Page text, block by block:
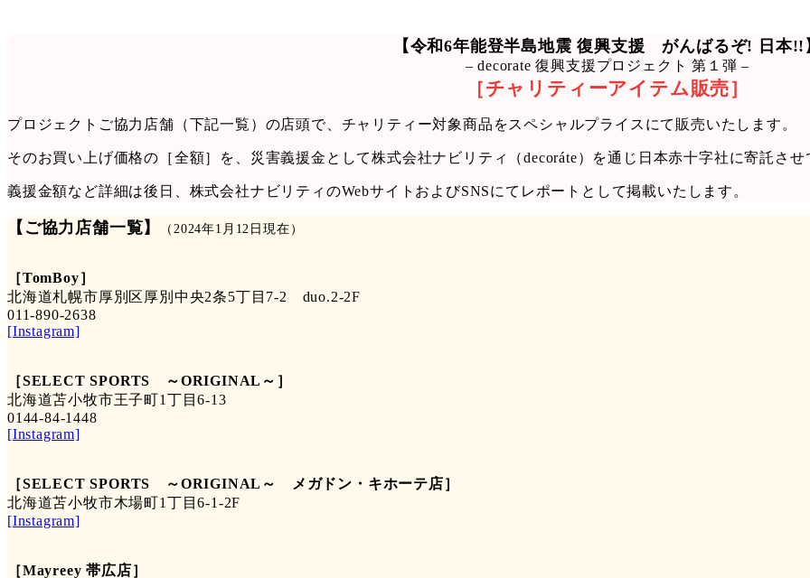
【令和6年能登半島地震 復興支援 がんばるぞ! 日本!!
– decorate 復興支援プロジェクト 第１弾 –
［チャリティーアイテム販売］
プロジェクトご協力店舗（下記一覧）の店頭で、チャリティー対象商品をスペシャルプライスにて販売いたします。
そのお買い上げ価格の［全額］を、災害義援金として株式会社ナビリティ（decoráte）を通じ日本赤十字社に寄託させ
義援金額など詳細は後日、株式会社ナビリティのWebサイトおよびSNSにてレポートとして掲載いたします。
【 ご協力店舗一覧】 （2024年1月12日現在）
［TomBoy］
北海道札幌市厚別区厚別中央2条5丁目7-2 duo.2-2F
011-890-2638
[Instagram]
［SELECT SPORTS ～ORIGINAL～］
北海道苫小牧市王子町1丁目6-13
0144-84-1448
[Instagram]
［SELECT SPORTS ～ORIGINAL～ メガドン・キホーテ店］
北海道苫小牧市木場町1丁目6-1-2F
[Instagram]
［Mayreey 帯広店］